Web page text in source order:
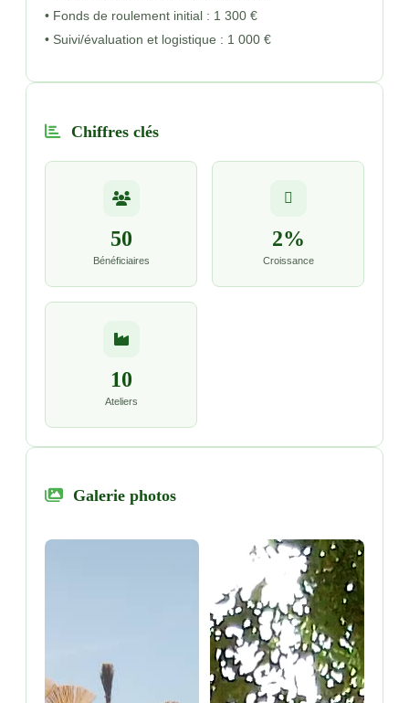
• Fonds de roulement initial : 1 300 €
• Suivi/évaluation et logistique : 1 000 €
Chiffres clés
50
Bénéficiaires
2%
Croissance
10
Ateliers
Galerie photos